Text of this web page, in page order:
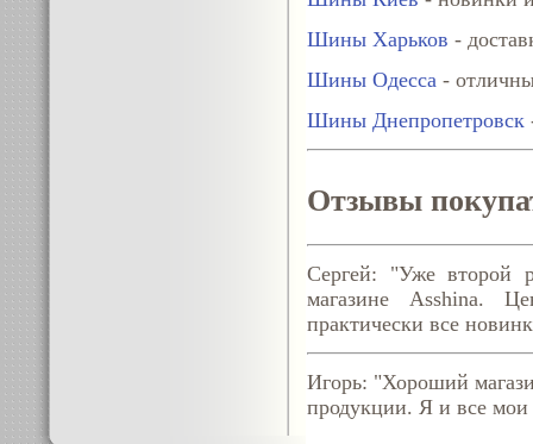
Шины Харьков -
Шины Одесса -
Шины Днепропетровск
Отзывы
Сергей: "Уже второй
магазине Asshina.
практически все
Игорь: "Хороший
продукции. Я и все мои